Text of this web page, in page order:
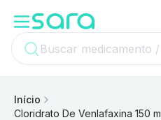
Início
Cloridrato De Venlafaxina 150